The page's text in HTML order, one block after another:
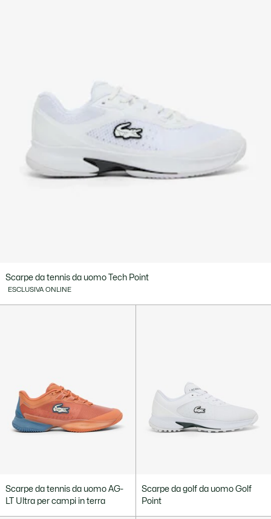
Scarpe da tennis da uomo Tech Point
ESCLUSIVA ONLINE
Scarpe da tennis da uomo AG-
LT Ultra per campi in terra
Scarpe da golf da uomo Golf
Point